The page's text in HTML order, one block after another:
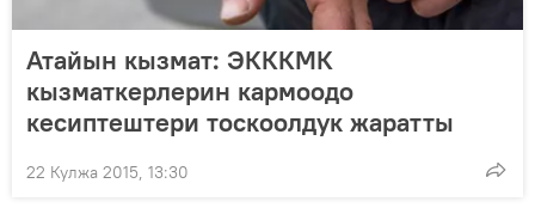
Атайын кызмат: ЭКККМК
кызматкерлерин кармоодо
кесиптештери тоскоолдук жаратты
22 Кулжа 2015, 13:30